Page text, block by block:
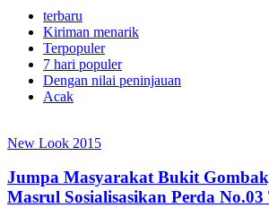
terbaru
Kiriman menarik
Terpopuler
7 hari populer
Dengan nilai peninjauan
Acak
New Look 2015
Jumpa Masyarakat Bukit
Masrul Sosialisasikan Perda No.03